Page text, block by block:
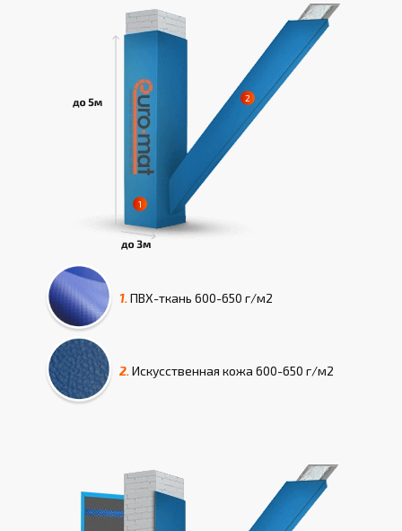
1. ПВХ-ткань 600-650 г/м2
2. Искусcтвенная кожа 600-650 г/м2